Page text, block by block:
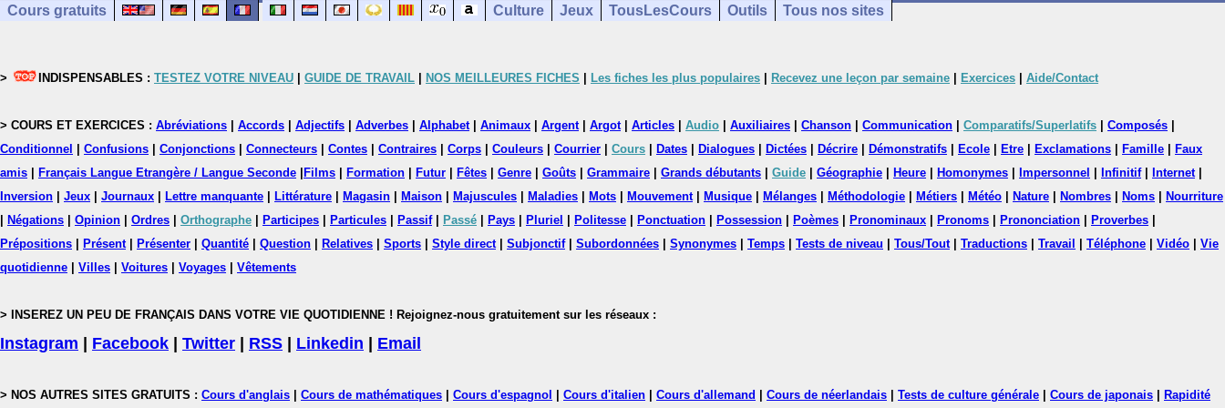
Cours gratuits Culture Jeux TousLesCours Outils Tous nos sites
> INDISPENSABLES : TESTEZ VOTRE NIVEAU GUIDE DE TRAVAIL NOS MEILLEURES FICHES Les fiches les plus populaires Recevez une leçon par semaine Exercices Aide/Contact
> COURS ET EXERCICES : Abréviations Accords Adjectifs Adverbes Alphabet| Animaux Argent| Argot| Articles Audio Auxiliaires Chanson Communication Comparatifs/Superlatifs Composés
Conditionnel
Confusions Conjonctions Connecteurs Contes Contraires Corps Couleurs Courrier Cours Dates Dialogues Dictées Décrire Démonstratifs Ecole Etre Exclamations Famille
Faux
amis
Français Langue Etrangère / Langue Seconde Films Formation Futur Fêtes Genre Goûts Grammaire Grands débutants Guide Géographie Heure Homonymes Impersonnel Infinitif| Internet|
Inversion
Jeux Journaux Lettre manquante Littérature Magasin Maison Majuscules Maladies Mots Mouvement| Musique Mélanges Méthodologie Métiers Météo Nature Nombres Noms
Nourriture
Négations Opinion Ordres Orthographe Participes Particules Passif| Passé Pays Pluriel Politesse Ponctuation Possession Poèmes Pronominaux Pronoms Prononciation Proverbes
Prépositions
Présent| Présenter Quantité Question Relatives Sports Style direct| Subjonctif| Subordonnées Synonymes Temps Tests de niveau Tous/Tout| Traductions Travail Téléphone Vidéo
Vie
quotidienne
Villes Voitures Voyages Vêtements
> INSEREZ UN PEU DE FRANÇAIS DANS VOTRE VIE QUOTIDIENNE ! Rejoignez-nous gratuitement sur les réseaux :
Instagram Facebook Twitter RSS Linkedin Email
> NOS AUTRES SITES GRATUITS : Cours d'anglais Cours de mathématiques Cours d'espagnol Cours d'italien Cours d'allemand Cours de néerlandais Tests de culture générale Cours de japonais Rapidité